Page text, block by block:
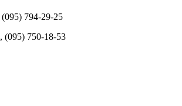
(095) 794-29-25
, (095) 750-18-53